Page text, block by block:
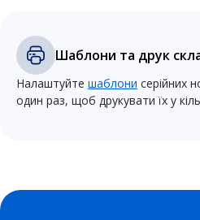
Шаблони та друк
Налаштуйте шаблони серійних
один раз, щоб друкувати їх у